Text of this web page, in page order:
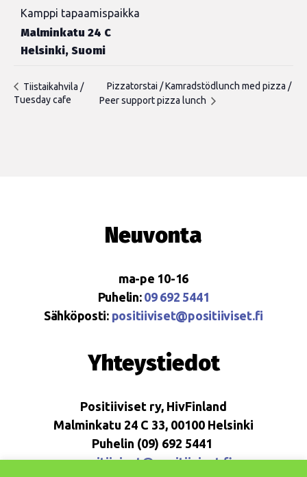
Kamppi tapaamispaikka
Malminkatu 24 C
Helsinki, Suomi
Tiistaikahvila /
Tuesday cafe
Pizzatorstai / Kamradstödlunch med pizza /
Peer support pizza lunch
Neuvonta
ma-pe 10-16
Puhelin: 09 692 5441
Sähköposti: positiiviset@positiiviset.fi
Yhteystiedot
Positiiviset ry, HivFinland
Malminkatu 24 C 33, 00100 Helsinki
Puhelin (09) 692 5441
positiiviset@positiiviset.fi